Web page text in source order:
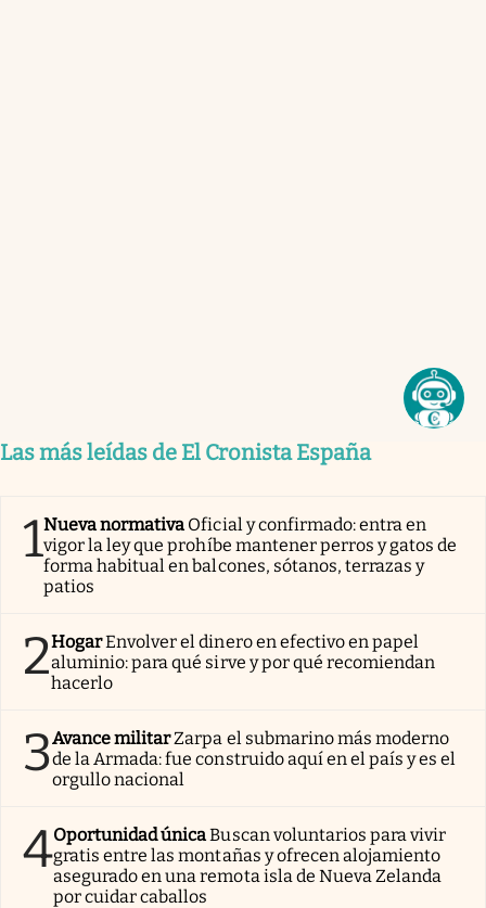
Las más leídas de El Cronista España
1Nueva normativa Oficial y confirmado: entra en
vigor la ley que prohíbe mantener perros y gatos de
forma habitual en balcones, sótanos, terrazas y
patios
2HogarEnvolver el dinero en efectivo en papel
aluminio: para qué sirve y por qué recomiendan
hacerlo
3Avance militarZarpa el submarino más moderno
de la Armada: fue construido aquí en el país y es el
orgullo nacional
4Oportunidad únicaBuscan voluntarios para vivir
gratis entre las montañas y ofrecen alojamiento
asegurado en una remota isla de Nueva Zelanda
por cuidar caballos